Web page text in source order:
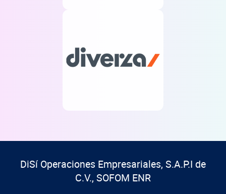
DiSí Operaciones Empresariales, S.A.P.I de
C.V., SOFOM ENR